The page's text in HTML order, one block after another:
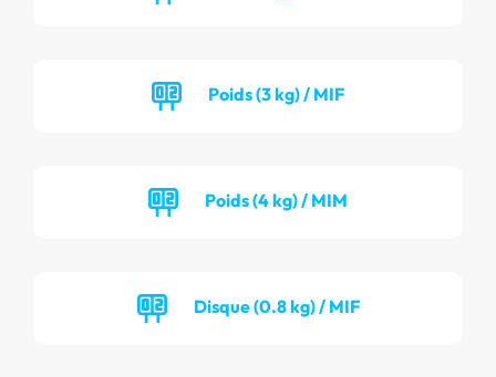
Poids (3 kg) / MIF
Poids (4 kg) / MIM
Disque (0.8 kg) / MIF